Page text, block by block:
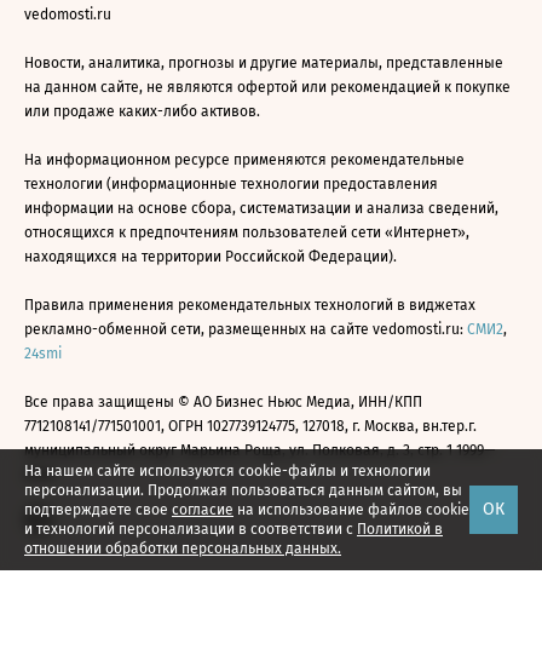
На нашем сайте используются cookie-файлы и технологии
персонализации. Продолжая пользоваться данным сайтом, вы
подтверждаете свое согласие на использование файлов cookie
и технологий персонализации в соответствии с Политикой в
отношении обработки персональных данных.
ОК
vedomosti.ru
Новости, аналитика, прогнозы и другие материалы, представленные
на данном сайте, не являются офертой или рекомендацией к покупке
или продаже каких-либо активов.
На информационном ресурсе применяются рекомендательные
технологии (информационные технологии предоставления
информации на основе сбора, систематизации и анализа сведений,
относящихся к предпочтениям пользователей сети «Интернет»,
находящихся на территории Российской Федерации).
Правила применения рекомендательных технологий в виджетах
рекламно-обменной сети, размещенных на сайте vedomosti.ru: СМИ2,
24smi
Все права защищены © АО Бизнес Ньюс Медиа, ИНН/КПП
7712108141/771501001, ОГРН 1027739124775, 127018, г. Москва, вн.тер.г.
муниципальный округ Марьина Роща, ул. Полковая, д. 3, стр. 1 1999—
2026